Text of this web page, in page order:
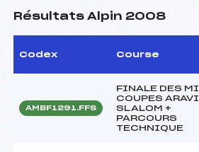
Résultats Alpin 2008
Codex Course
AMBF1291.FFS
FINALE DES
COUPES
SLALOM +
PARCOURS
TECHNIQUE